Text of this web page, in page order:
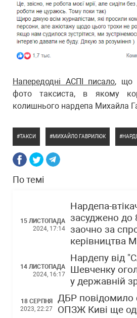
Напередодні АСПІ писало, що
фото таксиста, в якому
колишнього нардепа Михайла
ТАКСИ МИХАЙЛО ГАВРИЛЮК
По темі
15 ЛИСТОПАДА
2024, 17:14
Нардепа-
засуджено до
заочно за
керівництва
14 ЛИСТОПАДА
2024, 16:17
Нардепу від
Шевченку
у державній
18 СЕРПНЯ
2023, 22:27
ДБР повідомило
ОПЗЖ Киві ще